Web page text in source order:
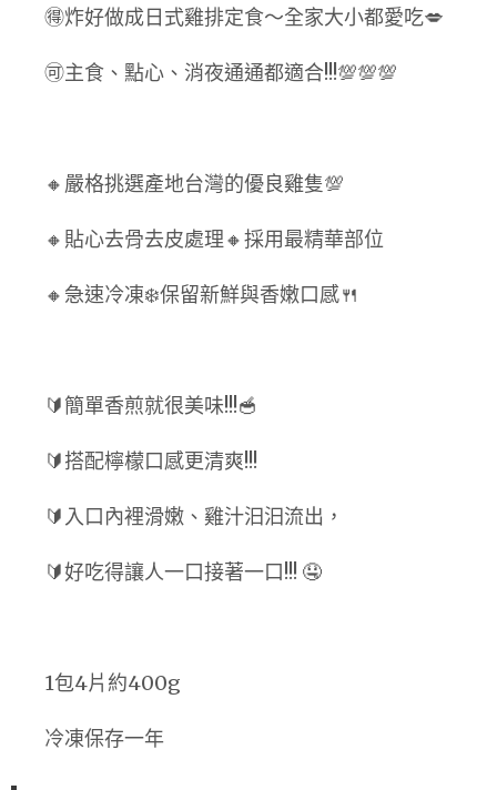
🉐炸好做成日式雞排定食～全家大小都愛吃💋
🉑主食、點心、消夜通通都適合!!!💯💯💯
🔸嚴格挑選產地台灣的優良雞隻💯
🔸貼心去骨去皮處理🔸採用最精華部位
🔸急速冷凍❄️保留新鮮與香嫩口感🍴
🔰簡單香煎就很美味!!!🥣
🔰搭配檸檬口感更清爽!!!
🔰入口內裡滑嫩、雞汁汩汩流出，
🔰好吃得讓人一口接著一口!!! 🤤
1包4片約400g
冷凍保存一年